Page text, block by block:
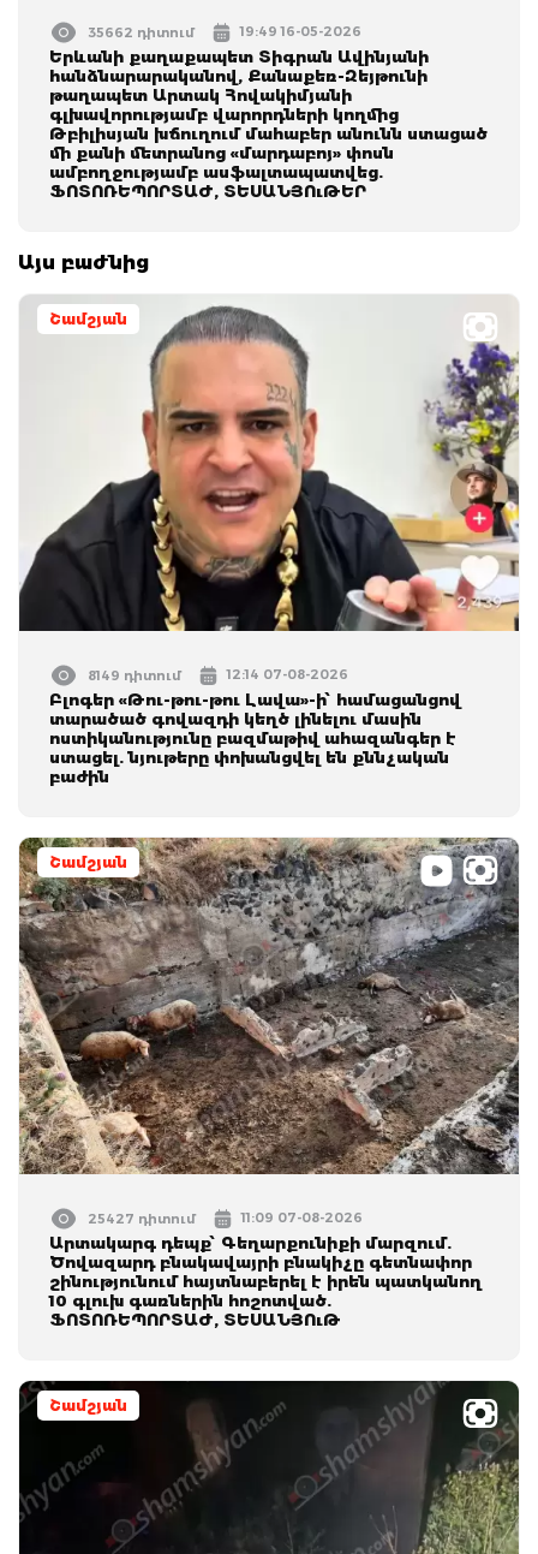
35662 դիտում 19:49 16-05-2026
Երևանի քաղաքապետ Տիգրան Ավինյանի
հանձնարարականով, Քանաքեռ-Զեյթունի
թաղապետ Արտակ Հովակիմյանի
գլխավորությամբ վարորդների կողմից
Թբիլիսյան խճուղում մահաբեր անունն ստացած
մի քանի մետրանոց «մարդաբոյ» փոսն
ամբողջությամբ ասֆալտապատվեց.
ՖՈՏՈՌԵՊՈՐՏԱԺ, ՏԵՍԱՆՅՈւԹԵՐ
Այս բաժնից
Շամշյան
8149 դիտում 12:14 07-08-2026
Բլոգեր «Թու-թու-թու Լավա»-ի՝ համացանցով
տարածած գովազդի կեղծ լինելու մասին
ոստիկանությունը բազմաթիվ ահազանգեր է
ստացել. նյութերը փոխանցվել են քննչական
բաժին
Շամշյան
25427 դիտում 11:09 07-08-2026
Արտակարգ դեպք՝ Գեղարքունիքի մարզում.
Ծովազարդ բնակավայրի բնակիչը գետնափոր
շինությունում հայտնաբերել է իրեն պատկանող
10 գլուխ գառներին հոշոտված.
ՖՈՏՈՌԵՊՈՐՏԱԺ, ՏԵՍԱՆՅՈւԹ
Շամշյան